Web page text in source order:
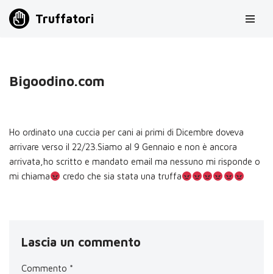
Truffatori
Bigoodino.com
Ho ordinato una cuccia per cani ai primi di Dicembre doveva
arrivare verso il 22/23.Siamo al 9 Gennaio e non è ancora
arrivata,ho scritto e mandato email ma nessuno mi risponde o
mi chiama
credo che sia stata una truffa
Lascia un commento
Commento *